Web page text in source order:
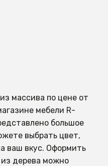
массива по цене от
мебели R-
большое
выбрать цвет,
ваш вкус. Оформить
дерева можно